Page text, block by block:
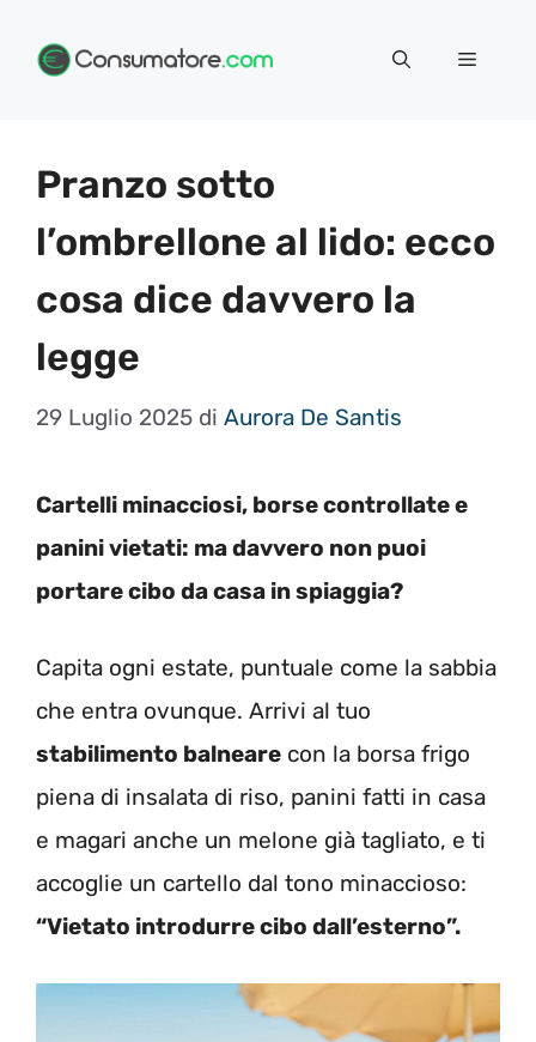
Menu
Pranzo sotto
l’ombrellone al lido: ecco
cosa dice davvero la
legge
29 Luglio 2025 di Aurora De Santis
Cartelli minacciosi, borse controllate e
panini vietati: ma davvero non puoi
portare cibo da casa in spiaggia?
Capita ogni estate, puntuale come la sabbia
che entra ovunque. Arrivi al tuo
stabilimento balneare con la borsa frigo
piena di insalata di riso, panini fatti in casa
e magari anche un melone già tagliato, e ti
accoglie un cartello dal tono minaccioso:
“Vietato introdurre cibo dall’esterno”.